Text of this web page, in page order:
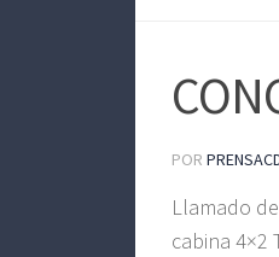
POR
Llamado
cabina 4×2